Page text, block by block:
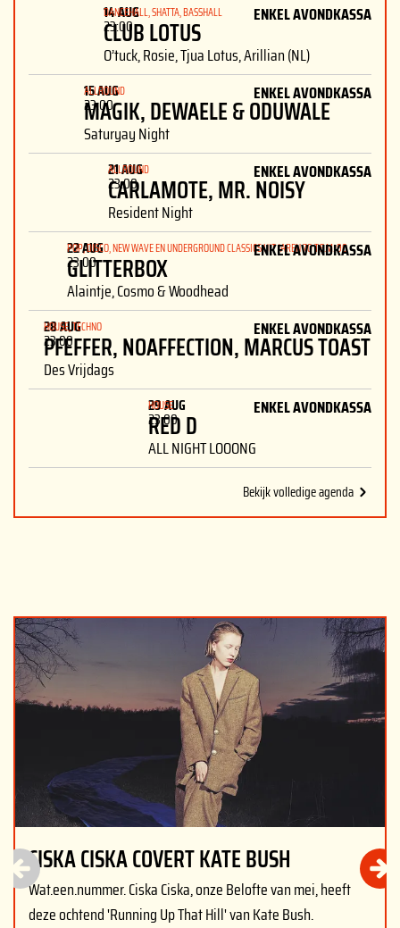
14 AUG
23:00
DANCEHALL, SHATTA, BASSHALL
CLUB LOTUS
O’tuck, Rosie, Tjua Lotus, Arillian (NL)
ENKEL AVONDKASSA
15 AUG
23:00
ALLROUND
MAGIK, DEWAELE & ODUWALE
Saturyay Night
ENKEL AVONDKASSA
21 AUG
23:00
ALLROUND
CARLAMOTE, MR. NOISY
Resident Night
ENKEL AVONDKASSA
22 AUG
23:00
POP, DISCO, NEW WAVE EN UNDERGROUND CLASSICS UIT JAREN 70 T.E.M. 90
GLITTERBOX
Alaintje, Cosmo & Woodhead
ENKEL AVONDKASSA
28 AUG
23:00
HOUSE, TECHNO
PFEFFER, NOAFFECTION, MARCUS TOAST
Des Vrijdags
ENKEL AVONDKASSA
29 AUG
23:00
HOUSE
RED D
ALL NIGHT LOOONG
ENKEL AVONDKASSA
Bekijk volledige agenda
CISKA CISKA COVERT KATE BUSH
Wat.een.nummer. Ciska Ciska, onze Belofte van mei, heeft
deze ochtend 'Running Up That Hill' van Kate Bush.